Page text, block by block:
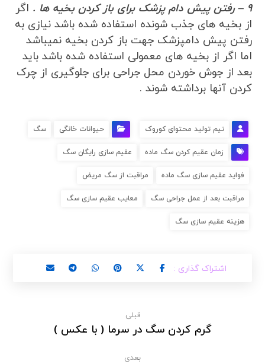
9 – رفتن پیش دام پزشک برای باز کردن بخیه ها .
اگر
از بخیه های جذب شونده استفاده شده باشد نیازی به
رفتن پیش دامپزشک جهت باز کردن بخیه نمیباشد
اما اگر از بخیه های معمولی استفاده شده باشد باید
بعد از جوش خوردن محل جراحی برای جلوگیری از چرک
کردن آنها برداشته شوند .
تیم تولید محتوای کوروک حیوانات خانگی سگ
زمان عقیم کردن سگ ماده عقیم سازی رایگان سگ
فواید عقیم سازی سگ ماده مراقبت از سگ مریض
مراقبت بعد از عمل جراحی سگ معایب عقیم سازی سگ
هزینه عقیم سازی سگ
قبلی
گرم کردن سگ در سرما ( با عکس )
بعدی